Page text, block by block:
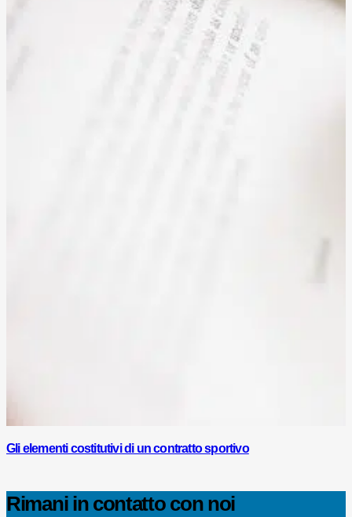
Gli elementi costitutivi di un contratto sportivo
Rimani in contatto con noi